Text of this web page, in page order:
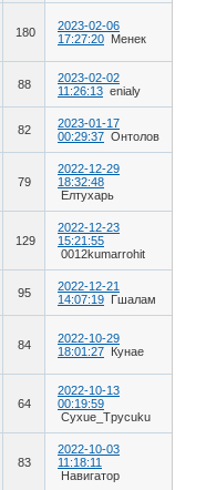
180
2023-02-06
17:27:20 Менек
88
2023-02-02
11:26:13 enialy
82
2023-01-17
00:29:37 Онтолов
79
2022-12-29
18:32:48
Елтухарь
129
2022-12-23
15:21:55
0012kumarrohit
95
2022-12-21
14:07:19 Гшалам
84
2022-10-29
18:01:27 Кунае
64
2022-10-13
00:19:59
Cyxue_Tpycuku
83
2022-10-03
11:18:11
Навигатор